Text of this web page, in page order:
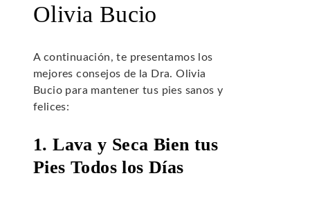
Olivia Bucio
A continuación, te presentamos los
mejores consejos de la Dra. Olivia
Bucio para mantener tus pies sanos y
felices:
1. Lava y Seca Bien tus
Pies Todos los Días